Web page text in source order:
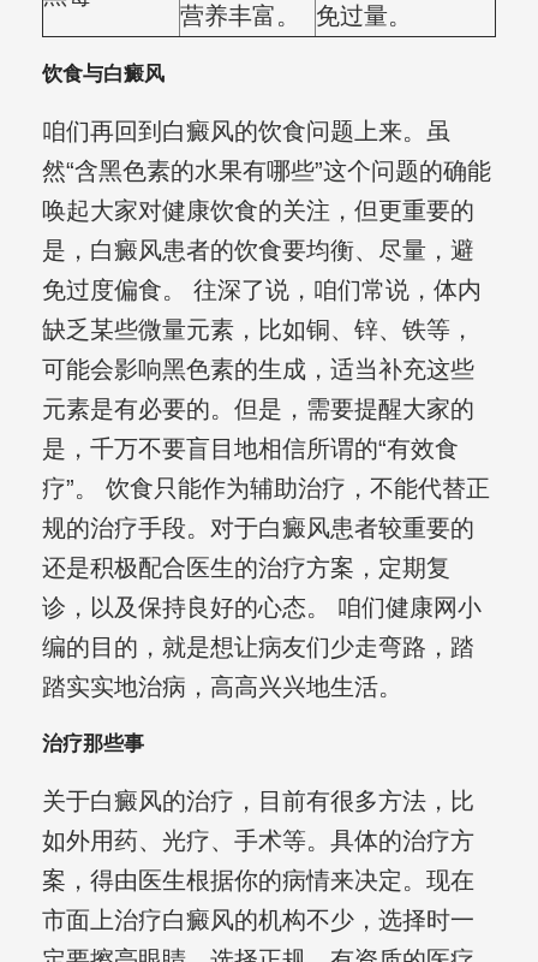
营养丰富。
免过量。
饮食与白癜风
咱们再回到白癜风的饮食问题上来。虽
然“含黑色素的水果有哪些”这个问题的确能
唤起大家对健康饮食的关注，但更重要的
是，白癜风患者的饮食要均衡、尽量，避
免过度偏食。 往深了说，咱们常说，体内
缺乏某些微量元素，比如铜、锌、铁等，
可能会影响黑色素的生成，适当补充这些
元素是有必要的。但是，需要提醒大家的
是，千万不要盲目地相信所谓的“有效食
疗”。 饮食只能作为辅助治疗，不能代替正
规的治疗手段。对于白癜风患者较重要的
还是积极配合医生的治疗方案，定期复
诊，以及保持良好的心态。 咱们健康网小
编的目的，就是想让病友们少走弯路，踏
踏实实地治病，高高兴兴地生活。
治疗那些事
关于白癜风的治疗，目前有很多方法，比
如外用药、光疗、手术等。具体的治疗方
案，得由医生根据你的病情来决定。现在
市面上治疗白癜风的机构不少，选择时一